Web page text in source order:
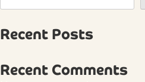
Recent Posts
Recent Comments